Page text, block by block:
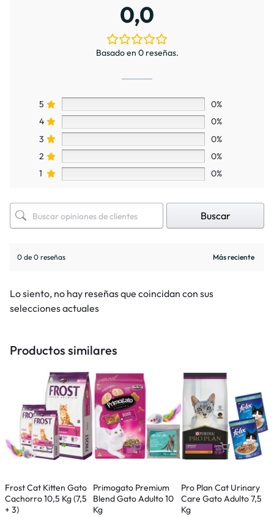
0,0
Basado en 0 reseñas.
5
0%
4
0%
3
0%
2
0%
1
0%
Buscar
0 de 0 reseñas
Lo siento, no hay reseñas que coincidan con sus
selecciones actuales
Productos similares
Frost Cat Kitten Gato
Cachorro 10,5 Kg (7,5
+ 3)
Primogato Premium
Blend Gato Adulto 10
Kg
Pro Plan Cat Urinary
Care Gato Adulto 7,5
Kg